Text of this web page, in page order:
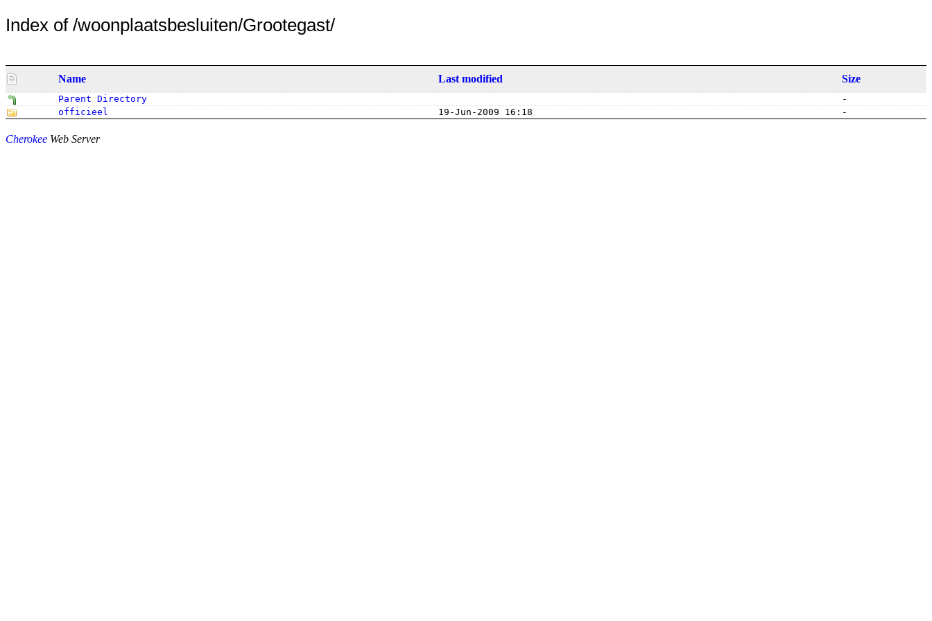
Index of /woonplaatsbesluiten/Grootegast/
Name Last modified Size
Parent Directory
-
officieel
19-Jun-2009 16:18 -
Cherokee Web Server